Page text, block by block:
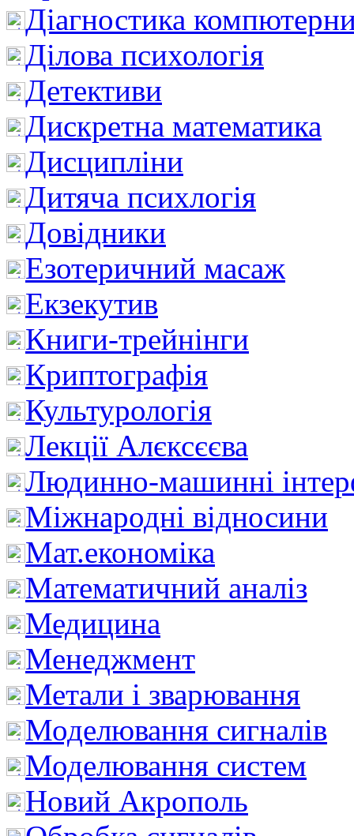
Діагностика
Ділова психологія
Детективи
Дискретна математика
Дисципліни
Дитяча психлогія
Довідники
Езотеричний масаж
Екзекутив
Книги-трейнінги
Криптографія
Культурологія
Лекції Алєксєєва
Людинно-машинні
Міжнародні відносини
Мат.економіка
Математичний аналіз
Медицина
Менеджмент
Метали і зварювання
Моделювання сигналів
Моделювання систем
Новий Акрополь